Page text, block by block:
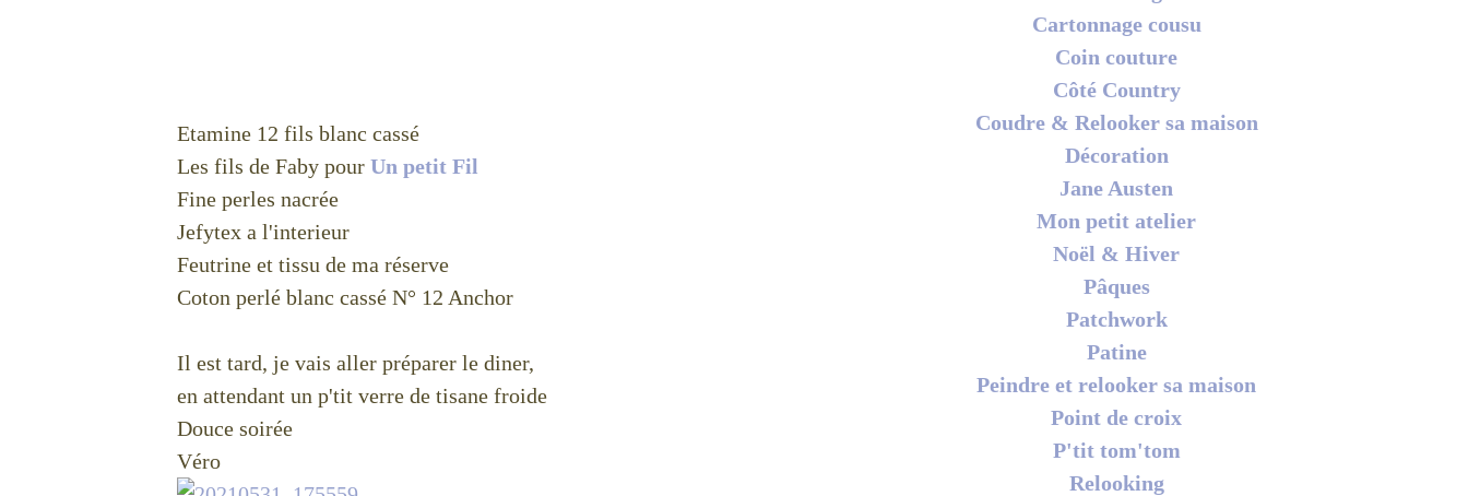
Etamine 12 fils blanc cassé
Les fils de Faby pour Un petit Fil
Fine perles nacrée
Jefytex a l'interieur
Feutrine et tissu de ma réserve
Coton perlé blanc cassé N° 12 Anchor
Il est tard, je vais aller préparer le diner,
en attendant un p'tit verre de tisane froide
Douce soirée
Véro
Cartonnage cousu
Coin couture
Côté Country
Coudre & Relooker sa maison
Décoration
Jane Austen
Mon petit atelier
Noël & Hiver
Pâques
Patchwork
Patine
Peindre et relooker sa maison
Point de croix
P'tit tom'tom
Relooking